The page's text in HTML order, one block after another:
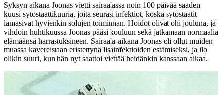
Syksyn aikana Joonas vietti sairaalassa noin 100 päivää saaden
kuusi sytostaattikuuria, joita seurasi infektiot, koska sytostaatit
lamasivat hyvienkin solujen toiminnan. Hoidot olivat ohi jouluna, ja
vihdoin huhtikuussa Joonas pääsi kouluun sekä jatkamaan normaalia
elämäänsä harrastuksineen. Sairaala-aikana Joonas oli ollut muiden
muassa kavereistaan eristettynä lisäinfektioiden estämiseksi, ja ilo
olikin suuri, kun hän nyt saattoi viettää heidänkin kanssaan aikaa.